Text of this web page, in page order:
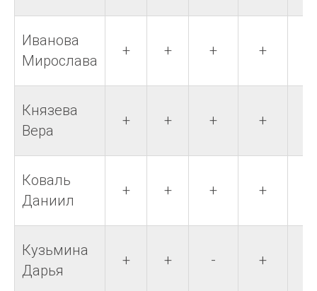
Иванова
Мирослава
+ + + +
Князева
Вера
+ + + +
Коваль
Даниил
+ + + +
Кузьмина
Дарья
+ + - +